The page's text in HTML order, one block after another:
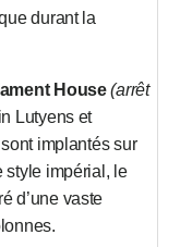
durant la
House (arrêt
Lutyens et
implantés sur
style impérial, le
d’une vaste